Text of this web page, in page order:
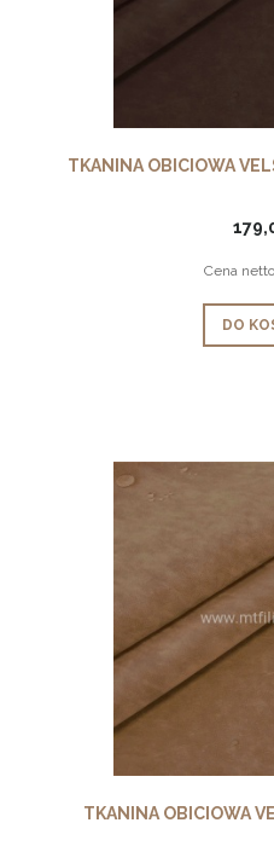
TKANINA OBICIOWA
Cena
DO
TKANINA OBICIOWA